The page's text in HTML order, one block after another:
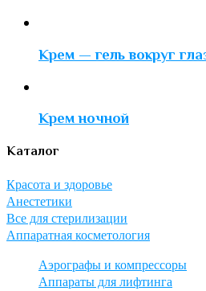
Крем — гель вокруг
Крем ночной
Каталог
Красота и здоровье
Анестетики
Все для стерилизации
Аппаратная косметология
Аэрографы и компрессоры
Аппараты для лифтинга